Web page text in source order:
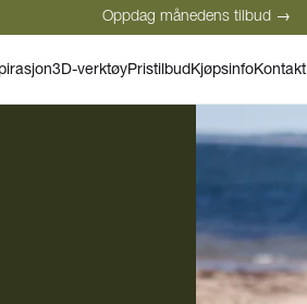
Oppdag månedens tilbud →
3D-verktøyPristilbudKjøpsinfoKontakt